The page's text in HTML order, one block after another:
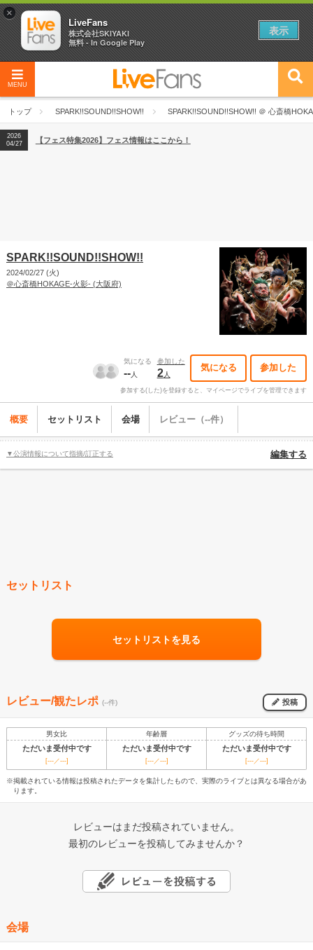
MENU
トップ SPARK!!SOUND!!SHOW!! SPARK!!SOUND!!SHOW!! ＠ 心斎橋
2026
04/27
2026
【ライブ動員ランキング】2026年上半期編発表！
2026
04/27
【フェス特集2026】フェス情報はここから！
SPARK!!SOUND!!SHOW!!
2024/02/27 (火)
＠心斎橋HOKAGE-火影- (大阪府)
気になる
--人
参加した
2人
気になる 参加した
参加する(した)を登録すると、マイページでライブを管理できます
概要 セットリスト 会場 レビュー（--件）
▼公演情報について指摘/訂正する 編集する
セットリスト
セットリストを見る
レビュー/観たレポ (--件) 投稿
男女比 年齢層 グッズの待ち時間
ただいま受付中です ただいま受付中です ただいま受付中です
[---／---] [---／---] [---／---]
※掲載されている情報は投稿されたデータを集計したもので、実際のライブとは異なる場合があ
ります。
レビューはまだ投稿されていません。
最初のレビューを投稿してみませんか？
会場
×
LiveFans
株式会社SKIYAKI
無料 - In Google Play
表示